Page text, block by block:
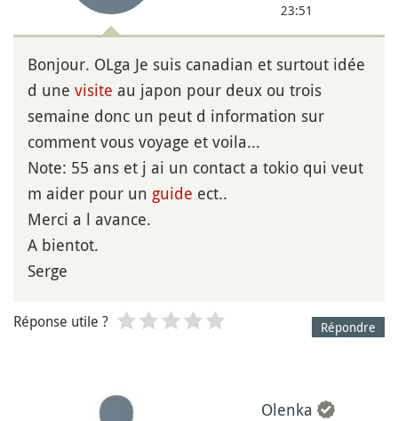
23:51
Bonjour. OLga Je suis canadian et surtout idée
d une visite au japon pour deux ou trois
semaine donc un peut d information sur
comment vous voyage et voila...
Note: 55 ans et j ai un contact a tokio qui veut
m aider pour un guide ect..
Merci a l avance.
A bientot.
Serge
Répondre
Réponse utile ?
Olenka